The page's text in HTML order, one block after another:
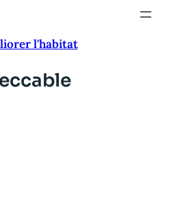
l'habitat